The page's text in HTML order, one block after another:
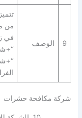
9 الوصف
من
في
شركة مكافحة حشرات